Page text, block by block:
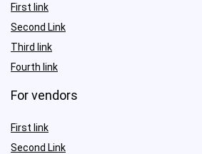
First link
Second Link
Third link
Fourth link
For vendors
First link
Second Link